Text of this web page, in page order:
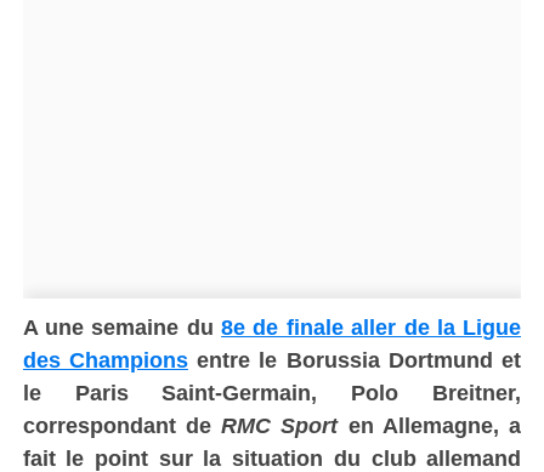
A une semaine du8e de finale aller de la Ligue
des Championsentre le Borussia Dortmund et
le Paris Saint-Germain, Polo Breitner,
correspondant deRMC Sport en Allemagne, a
fait le point sur la situation du club allemand